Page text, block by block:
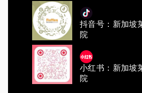
抖音号：新加坡
院
小红书：新加坡
院